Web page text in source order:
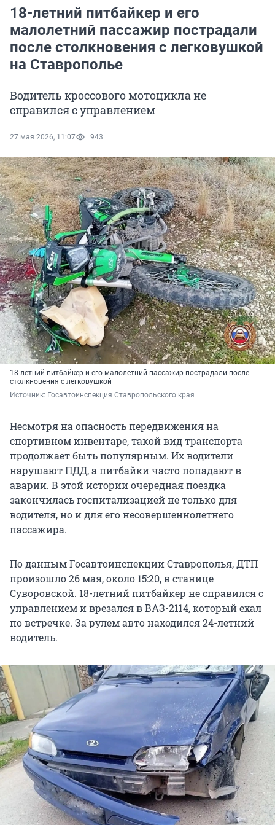
18-летний питбайкер и его
малолетний пассажир пострадали
после столкновения с легковушкой
на Ставрополье
Водитель кроссового мотоцикла не
справился с управлением
27 мая 2026, 11:07 943
18-летний питбайкер и его малолетний пассажир пострадали после
столкновения с легковушкой
Источник: Госавтоинспекция Ставропольского края
Несмотря на опасность передвижения на
спортивном инвентаре, такой вид транспорта
продолжает быть популярным. Их водители
нарушают ПДД, а питбайки часто попадают в
аварии. В этой истории очередная поездка
закончилась госпитализацией не только для
водителя, но и для его несовершеннолетнего
пассажира.
По данным Госавтоинспекции Ставрополья, ДТП
произошло 26 мая, около 15:20, в станице
Суворовской. 18-летний питбайкер не справился с
управлением и врезался в ВАЗ-2114, который ехал
по встречке. За рулем авто находился 24-летний
водитель.